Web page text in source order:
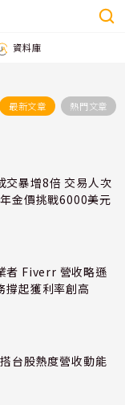
資料庫
最新文章 熱門文章
交暴增8倍 交易人次
金價挑戰6000美元
者 Fiverr 營收略遜
起獲利率創高
台股熱度營收動能